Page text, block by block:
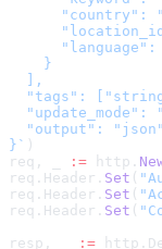
"country":
"language":
    }
  ],
"tags":
"update_mode":
  "output": "json"
} ` )
req, _
:= http.
req.Header. Set (
req.Header. Set (
req.Header. Set (
resp, _
:=